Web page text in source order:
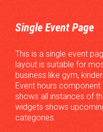
Single Event Page
This is a single event
layout is suitable for
business like gym,
Event hours
shows all instances of
widgets shows
categories.